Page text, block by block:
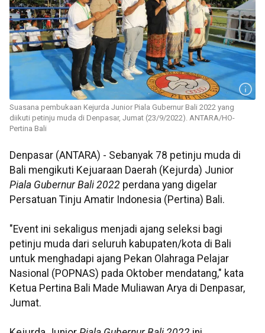
Suasana pembukaan Kejurda Junior Piala Gubernur Bali 2022 yang
diikuti petinju muda di Denpasar, Jumat (23/9/2022). ANTARA/HO-
Pertina Bali
Denpasar (ANTARA) - Sebanyak 78 petinju muda di
Bali mengikuti Kejuaraan Daerah (Kejurda) Junior
Piala Gubernur Bali 2022 perdana yang digelar
Persatuan Tinju Amatir Indonesia (Pertina) Bali.
"Event ini sekaligus menjadi ajang seleksi bagi
petinju muda dari seluruh kabupaten/kota di Bali
untuk menghadapi ajang Pekan Olahraga Pelajar
Nasional (POPNAS) pada Oktober mendatang," kata
Ketua Pertina Bali Made Muliawan Arya di Denpasar,
Jumat.